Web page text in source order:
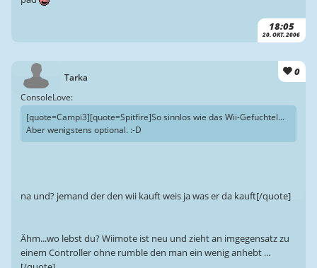
18:05
20. OKT. 2006
Tarka 0
ConsoleLove:
[quote=Campi3][quote=Spitfire]So sinnlos wie das Wii-Gefuchtel...
Aber wenigstens optional. :-D
na und? jemand der den wii kauft weis ja was er da kauft[/quote]
Ähm...wo lebst du? Wiimote ist neu und zieht an imgegensatz zu
einem Controller ohne rumble den man ein wenig anhebt ...